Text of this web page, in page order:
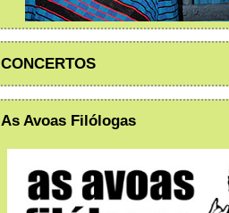
CONCERTOS
As Avoas Filólogas